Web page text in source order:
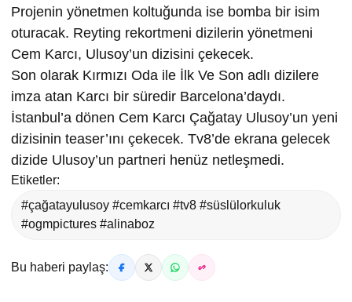
Projenin yönetmen koltuğunda ise bomba bir isim
oturacak. Reyting rekortmeni dizilerin yönetmeni
Cem Karcı, Ulusoy’un dizisini çekecek.
Son olarak Kırmızı Oda ile İlk Ve Son adlı dizilere
imza atan Karcı bir süredir Barcelona’daydı.
İstanbul’a dönen Cem Karcı Çağatay Ulusoy’un yeni
dizisinin teaser’ını çekecek. Tv8’de ekrana gelecek
dizide Ulusoy’un partneri henüz netleşmedi.
Etiketler:
#çağatayulusoy #cemkarcı #tv8 #süslülorkuluk
#ogmpictures #alinaboz
Bu haberi paylaş: